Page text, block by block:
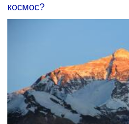
космос?